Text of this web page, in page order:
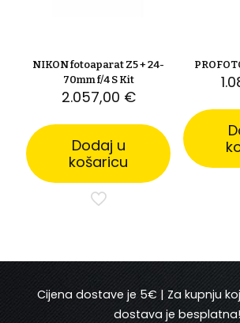
NIKON fotoaparat Z5 + 24-
70mm f/4 S Kit
2.057,00 €
Dodaj u
košaricu
Cijena dostave je 5€ | Za kupnju
dostava je besplatna!